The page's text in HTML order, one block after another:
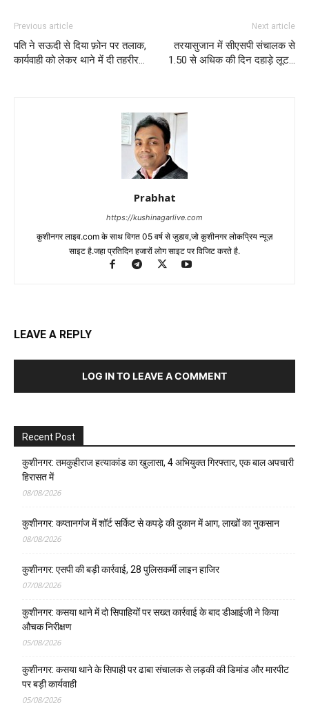
Previous article
पति ने सऊदी से दिया फ़ोन पर तलाक,
कार्यवाही को लेकर थाने में दी तहरीर…
Next article
तरयासुजान में सीएसपी संचालक से
1.50 से अधिक की दिन दहाड़े लूट…
Prabhat
https://kushinagarlive.com
कुशीनगर लाइव.com के साथ विगत 05 वर्ष से जुडाव,जो कुशीनगर लोकप्रिय न्यूज़
साइट है.जहा प्रतिदिन हजारों लोग साइट पर विजिट करते है.
LEAVE A REPLY
LOG IN TO LEAVE A COMMENT
Recent Post
कुशीनगर: तमकुहीराज हत्याकांड का खुलासा, 4 अभियुक्त गिरफ्तार, एक बाल अपचारी
हिरासत में
08/08/2026
कुशीनगर: कप्तानगंज में शॉर्ट सर्किट से कपड़े की दुकान में आग, लाखों का नुकसान
08/08/2026
कुशीनगर: एसपी की बड़ी कार्रवाई, 28 पुलिसकर्मी लाइन हाजिर
07/08/2026
कुशीनगर: कसया थाने में दो सिपाहियों पर सख्त कार्रवाई के बाद डीआईजी ने किया
औचक निरीक्षण
05/08/2026
कुशीनगर: कसया थाने के सिपाही पर ढाबा संचालक से लड़की की डिमांड और मारपीट
पर बड़ी कार्यवाही
05/08/2026